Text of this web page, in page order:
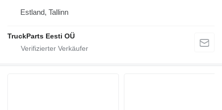
Estland, Tallinn
TruckParts Eesti OÜ